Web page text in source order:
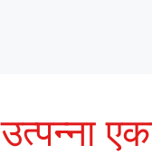
उत्पन्ना